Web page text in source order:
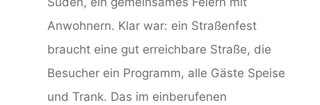
Anwohnern. Klar war: ein Straßenfest
braucht eine gut erreichbare Straße, die
Besucher ein Programm, alle Gäste Speise
und Trank. Das im einberufenen